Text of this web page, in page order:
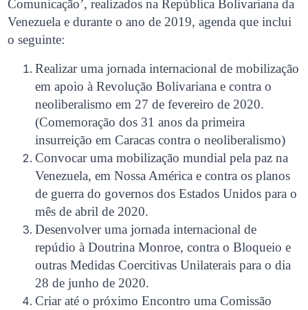
Comunicação’, realizados na República Bolivariana da
Venezuela e durante o ano de 2019, agenda que inclui
o seguinte:
Realizar uma jornada internacional de mobilização
em apoio à Revolução Bolivariana e contra o
neoliberalismo em 27 de fevereiro de 2020.
(Comemoração dos 31 anos da primeira
insurreição em Caracas contra o neoliberalismo)
Convocar uma mobilização mundial pela paz na
Venezuela, em Nossa América e contra os planos
de guerra do governos dos Estados Unidos para o
mês de abril de 2020.
Desenvolver uma jornada internacional de
repúdio à Doutrina Monroe, contra o Bloqueio e
outras Medidas Coercitivas Unilaterais para o dia
28 de junho de 2020.
Criar até o próximo Encontro uma Comissão